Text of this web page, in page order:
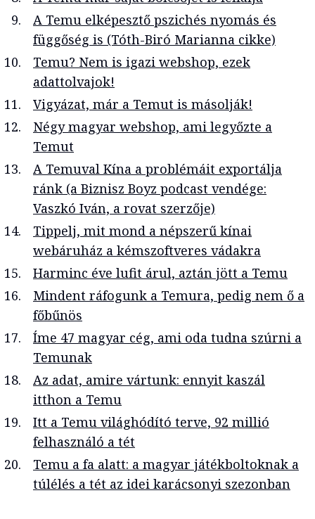
A Temu elképesztő pszichés nyomás és
függőség is (Tóth-Biró Marianna cikke)
Temu? Nem is igazi webshop, ezek
adattolvajok!
Vigyázat, már a Temut is másolják!
Négy magyar webshop, ami legyőzte a
Temut
A Temuval Kína a problémáit exportálja
ránk (a Biznisz Boyz podcast vendége:
Vaszkó Iván, a rovat szerzője)
Tippelj, mit mond a népszerű kínai
webáruház a kémszoftveres vádakra
Harminc éve lufit árul, aztán jött a Temu
Mindent ráfogunk a Temura, pedig nem ő a
főbűnös
Íme 47 magyar cég, ami oda tudna szúrni a
Temunak
Az adat, amire vártunk: ennyit kaszál
itthon a Temu
Itt a Temu világhódító terve, 92 millió
felhasználó a tét
Temu a fa alatt: a magyar játékboltoknak a
túlélés a tét az idei karácsonyi szezonban